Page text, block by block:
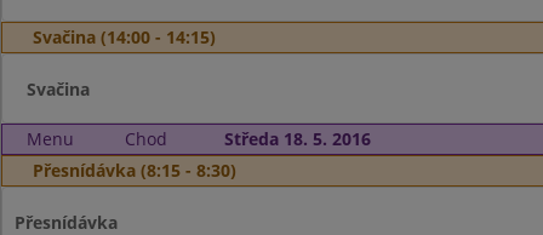
Svačina (14:00 - 14:15)
Svačina
Menu Chod
Středa 18. 5. 2016
Přesnídávka (8:15 - 8:30)
Přesnídávka